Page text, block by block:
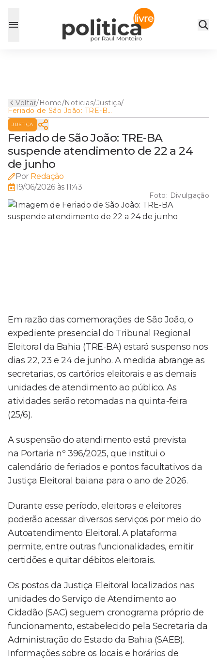
Voltar/Home/Noticias/Justiça/
Feriado de São João: TRE-BA
suspende atendimento de 22
a 24 de junho
JUSTIÇA
Feriado de São João: TRE-BA
suspende atendimento de 22 a 24
de junho
Por Redação
19/06/2026 às 11:43
Foto: Divulgação
Em razão das comemorações de São João, o
expediente presencial do Tribunal Regional
Eleitoral da Bahia (TRE-BA) estará suspenso nos
dias 22, 23 e 24 de junho. A medida abrange as
secretarias, os cartórios eleitorais e as demais
unidades de atendimento ao público. As
atividades serão retomadas na quinta-feira
(25/6).
A suspensão do atendimento está prevista
na Portaria nº 396/2025, que institui o
calendário de feriados e pontos facultativos da
Justiça Eleitoral baiana para o ano de 2026.
Durante esse período, eleitoras e eleitores
poderão acessar diversos serviços por meio do
Autoatendimento Eleitoral. A plataforma
permite, entre outras funcionalidades, emitir
certidões e quitar débitos eleitorais.
Os postos da Justiça Eleitoral localizados nas
unidades do Serviço de Atendimento ao
Cidadão (SAC) seguem cronograma próprio de
funcionamento, estabelecido pela Secretaria da
Administração do Estado da Bahia (SAEB).
Informações sobre os locais e horários de